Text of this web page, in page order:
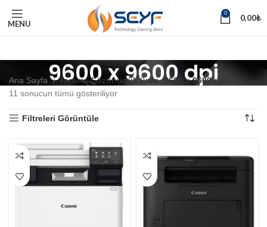
MENU
0 0,00₺
9600 x 9600 dpi
Ana Sayfa Tarama Çözünürlük ürün
9600 x 9600 dpi
11 sonucun tümü gösteriliyor
Filtreleri Görüntüle